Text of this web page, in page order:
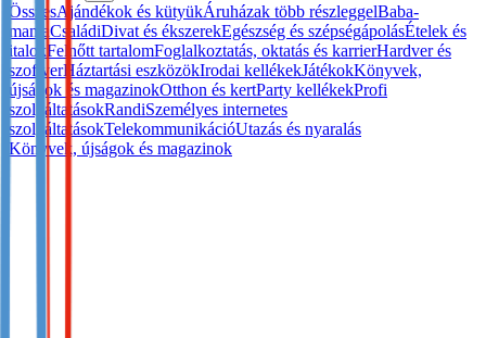
ÖsszesAjándékok és kütyükÁruházak több részleggelBaba-
mamaCsaládiDivat és ékszerekEgészség és szépségápolásÉtelek és
italokFelnőtt tartalomFoglalkoztatás, oktatás és karrierHardver és
szoftverHáztartási eszközökIrodai kellékekJátékokKönyvek,
újságok és magazinokOtthon és kertParty kellékekProfi
szolgáltatásokRandiSzemélyes internetes
szolgáltatásokTelekommunikációUtazás és nyaralás
Könyvek, újságok és magazinok